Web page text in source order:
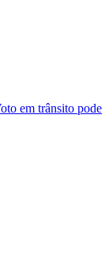
em trânsito pode